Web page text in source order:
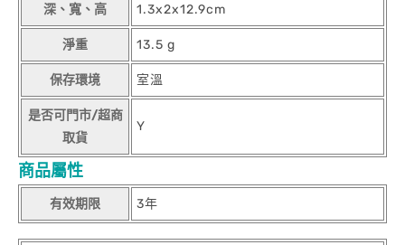
深、寬、高 1.3x2x12.9cm
淨重 13.5 g
保存環境 室溫
是否可門市/超商
取貨
Y
商品屬性
有效期限 3年